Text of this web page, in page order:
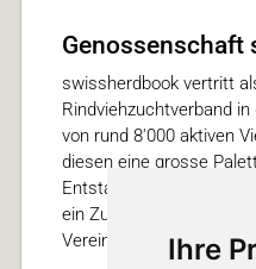
Ihre
Genossenschaft
swissherdbook vertritt
Rindviehzuchtverband
von rund 8'000 aktiven
diesen eine grosse
Entstanden im Jahr
ein Zusammenschluss
Vereinen.